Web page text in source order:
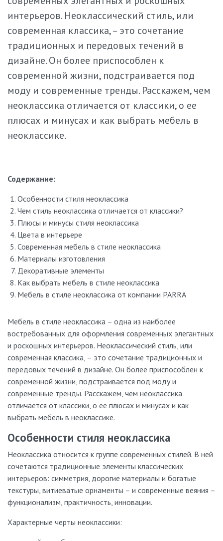
Оформление договора.
Производство с соблюдением технологических норм.
Часто задаваемые вопросы
Какой средний срок изготовления мебели?
Стандартные модели имеются в наличии, доставка от 2
дней.
Предоставляете ли вы гарантию на товары?
интерьеров. Неоклассический стиль, или
современная классика, – это сочетание
традиционных и передовых течений в
дизайне. Он более приспособлен к
современной жизни, подстраивается под
моду и современные тренды. Расскажем, чем
неоклассика отличается от классики, о ее
плюсах и минусах и как выбрать мебель в
неоклассике.
Содержание:
Особенности стиля неоклассика
Чем стиль неоклассика отличается от классики?
Плюсы и минусы стиля неоклассика
Цвета в интерьере
Современная мебель в стиле неоклассика
Материалы изготовления
Декоративные элементы
Как выбрать мебель в стиле неоклассика
Мебель в стиле неоклассика от компании PARRA
Мебель в стиле неоклассика – одна из наиболее
востребованных для оформления современных элегантных
и роскошных интерьеров. Неоклассический стиль, или
современная классика, – это сочетание традиционных и
передовых течений в дизайне. Он более приспособлен к
современной жизни, подстраивается под моду и
современные тренды. Расскажем, чем неоклассика
отличается от классики, о ее плюсах и минусах и как
выбрать мебель в неоклассике.
Особенности стиля неоклассика
Неоклассика относится к группе современных стилей. В ней
сочетаются традиционные элементы классических
интерьеров: симметрия, дорогие материалы и богатые
текстуры, витиеватые орнаменты – и современные веяния –
функционализм, практичность, инновации.
Характерные черты неоклассики: